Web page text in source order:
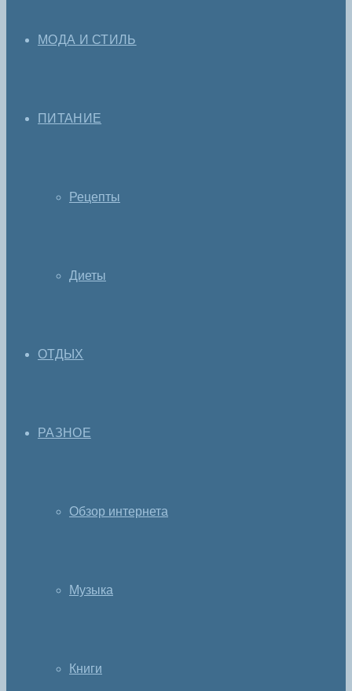
МОДА И СТИЛЬ
ПИТАНИЕ
Рецепты
Диеты
ОТДЫХ
РАЗНОЕ
Обзор интернета
Музыка
Книги